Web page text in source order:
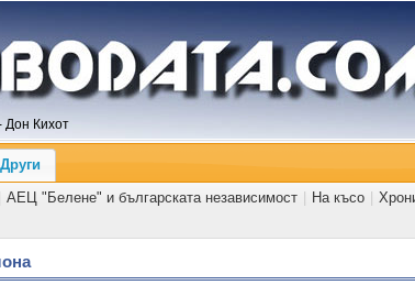
Дон Кихот
Други
АЕЦ "Белене" и българската независимост На късо